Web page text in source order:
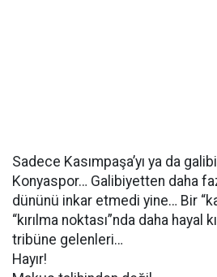
Sadece Kasımpaşa’yı ya da
Konyaspor… Galibiyetten daha
dününü inkar etmedi yine… Bir
“kırılma noktası”nda daha hayal
tribüne gelenleri…
Hayır!